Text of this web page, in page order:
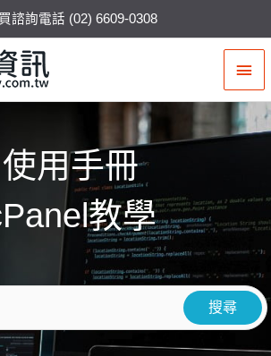
諮詢電話 (02) 6609-0308
主
要
選
使用手冊
教學